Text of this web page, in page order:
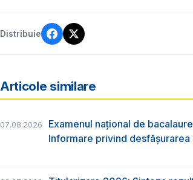
Distribuie
Articole similare
07.08.2026
Examenul național de
Informare privind